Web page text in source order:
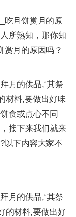
吃月饼赏月的原
所熟知，那你知
赏月的原因吗？
月的供品,“其祭
材料,要做出好味
食或点心不同
接下来我们就来
以下内容大家不
月的供品,“其祭
的材料,要做出好